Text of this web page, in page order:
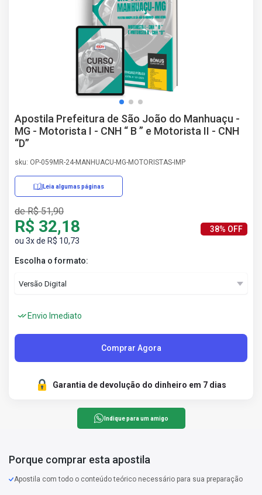
Apostila Prefeitura de São João do Manhuaçu -
MG - Motorista I - CNH “ B ” e Motorista II - CNH
“D”
sku: OP-059MR-24-MANHUACU-MG-MOTORISTAS-IMP
Leia algumas páginas
de R$ 51,90
R$ 32,18
ou 3x de R$ 10,73
38% OFF
Escolha o formato:
Envio Imediato
Comprar Agora
Garantia de devolução do dinheiro em 7 dias
Indique para um amigo
Porque comprar esta apostila
Apostila com todo o conteúdo teórico necessário para sua preparação